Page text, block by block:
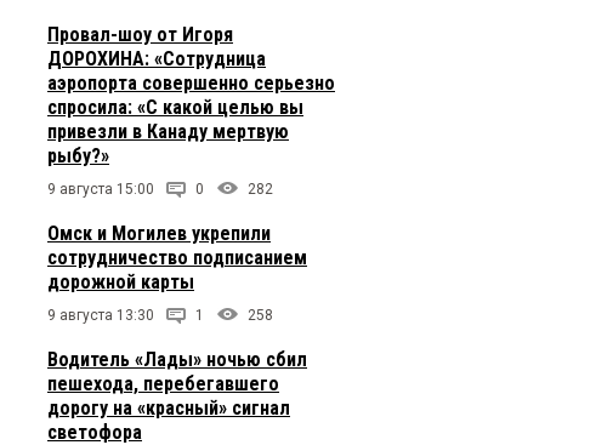
Провал-шоу от Игоря
ДОРОХИНА: «Сотрудница
аэропорта совершенно серьезно
спросила: «С какой целью вы
привезли в Канаду мертвую
рыбу?»
9 августа 15:00 0 282
Омск и Могилев укрепили
сотрудничество подписанием
дорожной карты
9 августа 13:30 1 258
Водитель «Лады» ночью сбил
пешехода, перебегавшего
дорогу на «красный» сигнал
светофора